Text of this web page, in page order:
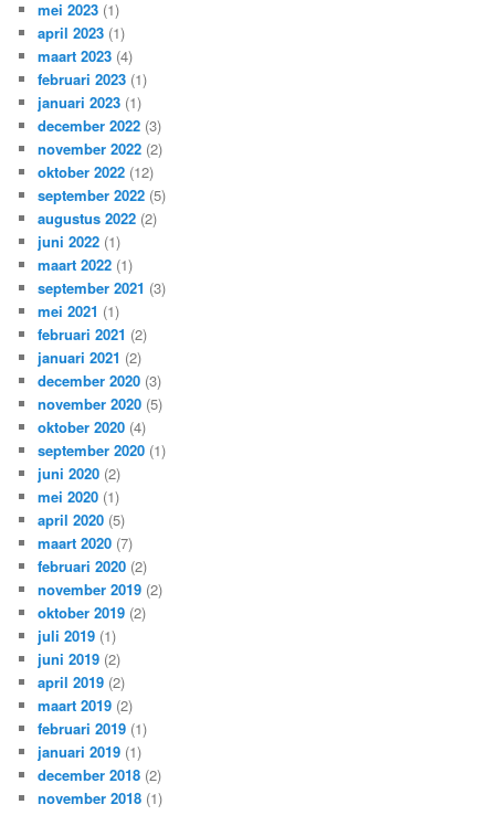
mei 2023 (1)
april 2023 (1)
maart 2023 (4)
februari 2023 (1)
januari 2023 (1)
december 2022 (3)
november 2022 (2)
oktober 2022 (12)
september 2022 (5)
augustus 2022 (2)
juni 2022 (1)
maart 2022 (1)
september 2021 (3)
mei 2021 (1)
februari 2021 (2)
januari 2021 (2)
december 2020 (3)
november 2020 (5)
oktober 2020 (4)
september 2020 (1)
juni 2020 (2)
mei 2020 (1)
april 2020 (5)
maart 2020 (7)
februari 2020 (2)
november 2019 (2)
oktober 2019 (2)
juli 2019 (1)
juni 2019 (2)
april 2019 (2)
maart 2019 (2)
februari 2019 (1)
januari 2019 (1)
december 2018 (2)
november 2018 (1)